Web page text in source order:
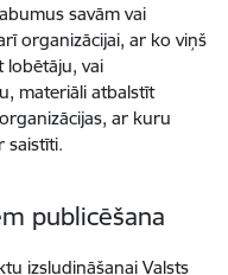
savām vai
organizācijai, ar ko viņš
lobētāju, vai
materiāli atbalstīt
ar kuru
saistīti.
publicēšana
izsludināšanai Valsts